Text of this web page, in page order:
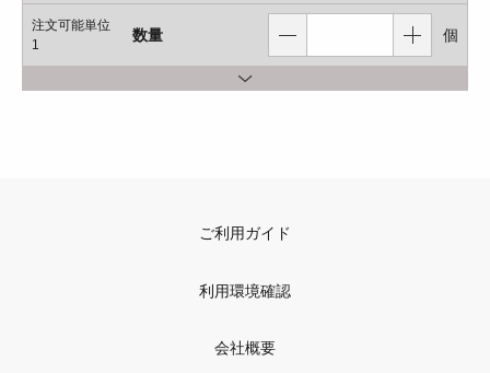
注文可能単位
1
数量 個
ご利用ガイド
利用環境確認
会社概要